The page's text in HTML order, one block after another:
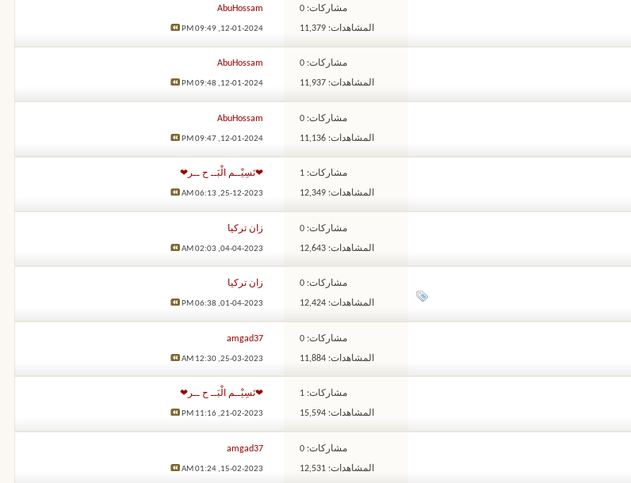
مشاركات: 0
المشاهدات: 11,379
AbuHossam
12-01-2024,
09:49 PM
مشاركات: 0
المشاهدات: 11,937
AbuHossam
12-01-2024,
09:48 PM
مشاركات: 0
المشاهدات: 11,136
AbuHossam
12-01-2024,
09:47 PM
مشاركات: 1
المشاهدات: 12,349
❤نَسِيْــم الْبَــ ح ــر❤
25-12-2023,
06:13 AM
مشاركات: 0
المشاهدات: 12,643
زان تركيا
04-04-2023,
02:03 AM
مشاركات: 0
المشاهدات: 12,424
زان تركيا
01-04-2023,
06:38 PM
مشاركات: 0
المشاهدات: 11,884
amgad37
25-03-2023,
12:30 AM
مشاركات: 1
المشاهدات: 15,594
❤نَسِيْــم الْبَــ ح ــر❤
21-02-2023,
11:16 PM
مشاركات: 0
المشاهدات: 12,531
amgad37
15-02-2023,
01:24 AM